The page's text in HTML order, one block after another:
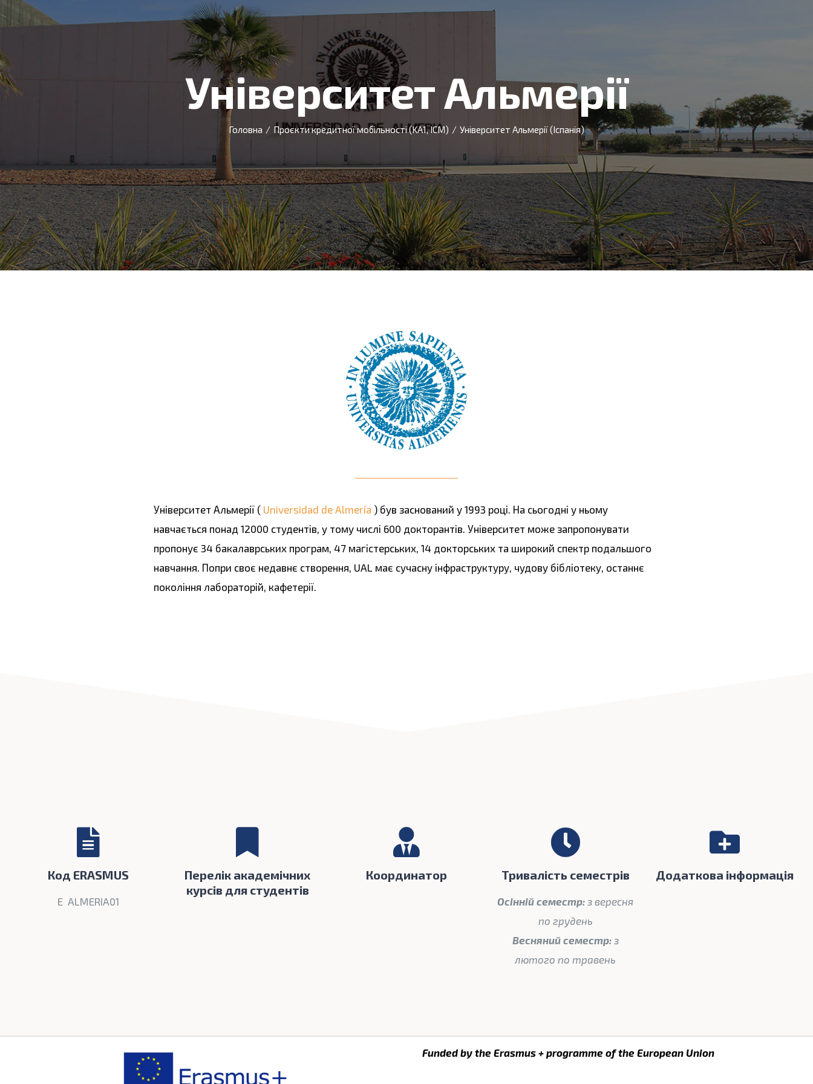
Університет Альмерії
Головна / Проєкти кредитної мобільності (KA1, ICM) / Університет Альмерії (Іспанія)
Університет Альмерії ( Universidad de Almería ) був заснований у 1993 році. На сьогодні у ньому
навчається понад 12000 студентів, у тому числі 600 докторантів. Університет може запропонувати
пропонує 34 бакалаврських програм, 47 магістерських, 14 докторських та широкий спектр подальшого
навчання. Попри своє недавнє створення, UAL має сучасну інфраструктуру, чудову бібліотеку, останнє
покоління лабораторій, кафетерії.
Код ERASMUS
E ALMERIA01
Перелік академічних
курсів для студентів
Координатор Тривалість семестрів
Осінній семестр: з вересня
по грудень
Весняний семестр: з
лютого по травень
Додаткова інформація
Funded by the Erasmus + programme of the European Union